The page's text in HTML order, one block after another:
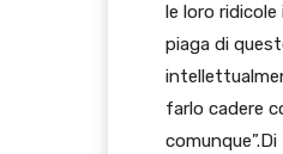
le loro
piaga di
farlo cadere